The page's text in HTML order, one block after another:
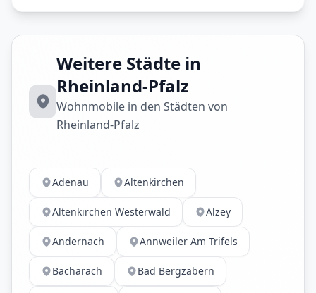
Weitere Städte in
Rheinland-Pfalz
Wohnmobile in den Städten von
Rheinland-Pfalz
Adenau Altenkirchen
Altenkirchen Westerwald Alzey
Andernach Annweiler Am Trifels
Bacharach Bad Bergzabern